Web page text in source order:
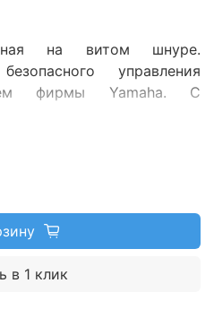
на витом шнуре.
управления
фирмы Yamaha. С
в 1 клик